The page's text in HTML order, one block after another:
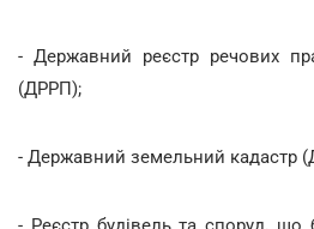
- Державний реєстр речових
(ДРРП);
- Державний земельний кадастр